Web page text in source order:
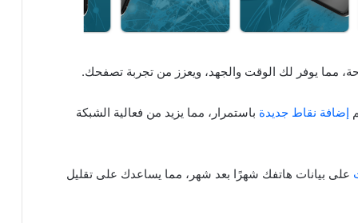
مما يوفر لك الوقت والجهد، ويعزز من تجربة تصفحك.
إضافة نقاط جديدة باستمرار، مما يزيد من فعالية الشبكة
على بيانات هاتفك شهرًا بعد شهر، مما يساعدك على تقليل